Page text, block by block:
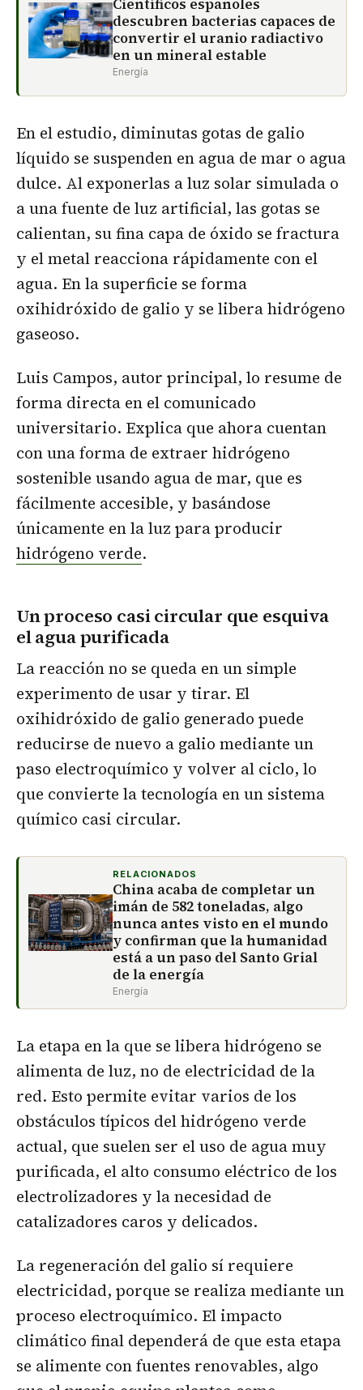
descubren bacterias capaces de
convertir el uranio radiactivo
en un mineral estable
Energía
En el estudio, diminutas gotas de galio
líquido se suspenden en agua de mar o agua
dulce. Al exponerlas a luz solar simulada o
a una fuente de luz artificial, las gotas se
calientan, su fina capa de óxido se fractura
y el metal reacciona rápidamente con el
agua. En la superficie se forma
oxihidróxido de galio y se libera hidrógeno
gaseoso.
Luis Campos, autor principal, lo resume de
forma directa en el comunicado
universitario. Explica que ahora cuentan
con una forma de extraer hidrógeno
sostenible usando agua de mar, que es
fácilmente accesible, y basándose
únicamente en la luz para producir
hidrógeno verde.
Un proceso casi circular que esquiva
el agua purificada
La reacción no se queda en un simple
experimento de usar y tirar. El
oxihidróxido de galio generado puede
reducirse de nuevo a galio mediante un
paso electroquímico y volver al ciclo, lo
que convierte la tecnología en un sistema
químico casi circular.
RELACIONADOS
China acaba de completar un
imán de 582 toneladas, algo
nunca antes visto en el mundo
y confirman que la humanidad
está a un paso del Santo Grial
de la energía
Energía
La etapa en la que se libera hidrógeno se
alimenta de luz, no de electricidad de la
red. Esto permite evitar varios de los
obstáculos típicos del hidrógeno verde
actual, que suelen ser el uso de agua muy
purificada, el alto consumo eléctrico de los
electrolizadores y la necesidad de
catalizadores caros y delicados.
La regeneración del galio sí requiere
electricidad, porque se realiza mediante un
proceso electroquímico. El impacto
climático final dependerá de que esta etapa
se alimente con fuentes renovables, algo